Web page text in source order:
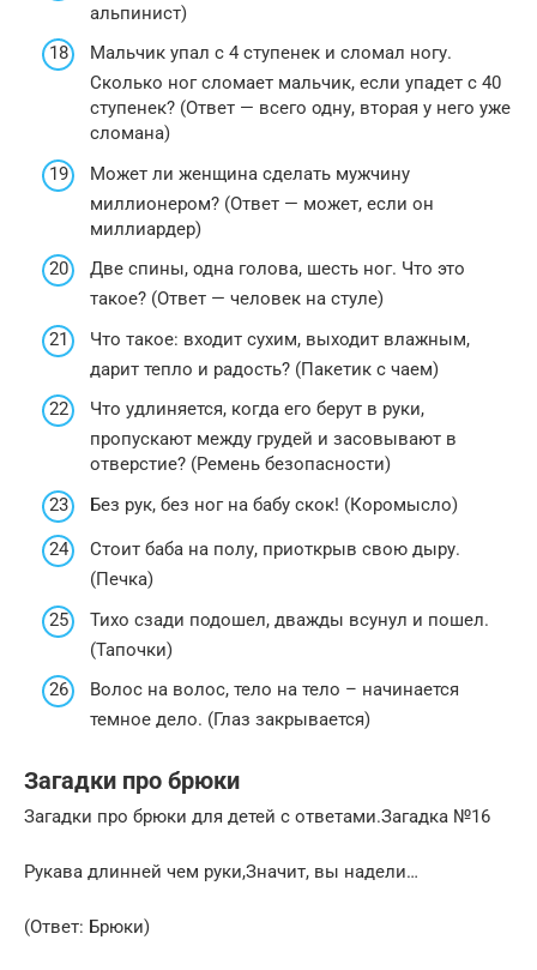
альпинист)
Мальчик упал с 4 ступенек и сломал ногу.
Сколько ног сломает мальчик, если упадет с 40
ступенек? (Ответ — всего одну, вторая у него уже
сломана)
Может ли женщина сделать мужчину
миллионером? (Ответ — может, если он
миллиардер)
Две спины, одна голова, шесть ног. Что это
такое? (Ответ — человек на стуле)
Что такое: входит сухим, выходит влажным,
дарит тепло и радость? (Пакетик с чаем)
Что удлиняется, когда его берут в руки,
пропускают между грудей и засовывают в
отверстие? (Ремень безопасности)
Без рук, без ног на бабу скок! (Коромысло)
Стоит баба на полу, приоткрыв свою дыру.
(Печка)
Тихо сзади подошел, дважды всунул и пошел.
(Тапочки)
Волос на волос, тело на тело – начинается
темное дело. (Глаз закрывается)
Загадки про брюки
Загадки про брюки для детей с ответами.Загадка №16
Рукава длинней чем руки,Значит, вы надели…
(Ответ: Брюки)